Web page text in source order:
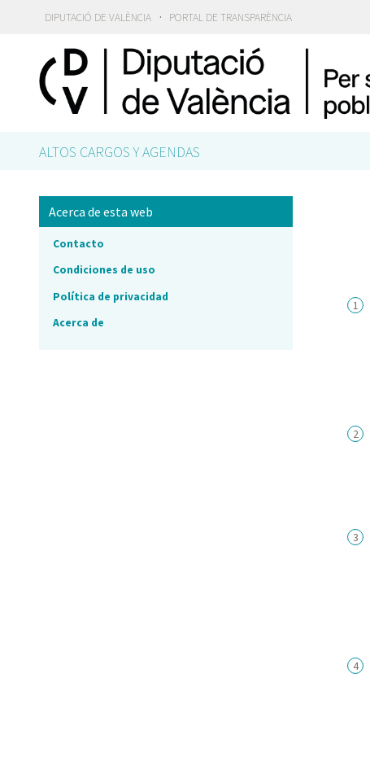
DIPUTACIÓ DE VALÈNCIA · PORTAL DE TRANSPARÈNCIA
ALTOS CARGOS Y AGENDAS
Acerca de esta web
Contacto
Condiciones de uso
Política de privacidad
Acerca de